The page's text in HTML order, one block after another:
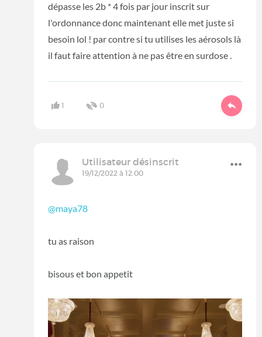
dépasse les 2b * 4 fois par jour inscrit sur
l'ordonnance donc maintenant elle met juste si
besoin lol ! par contre si tu utilises les aérosols là
il faut faire attention à ne pas être en surdose .
1 0
Utilisateur désinscrit
19/12/2022 à 12:00
@maya78
tu as raison
bisous et bon appetit